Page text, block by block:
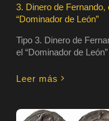
Tipo 3. Dinero de
el “Dominador de León”
Leer más